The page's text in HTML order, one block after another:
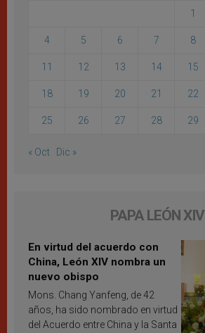
1
4 5 6 7 8
11 12 13 14 15
18 19 20 21 22
25 26 27 28 29
« Oct Dic »
PAPA LEÓN XIV
En virtud del acuerdo con
China, León XIV nombra un
nuevo obispo
Mons. Chang Yanfeng, de 42
años, ha sido nombrado en virtud
del Acuerdo entre China y la Santa